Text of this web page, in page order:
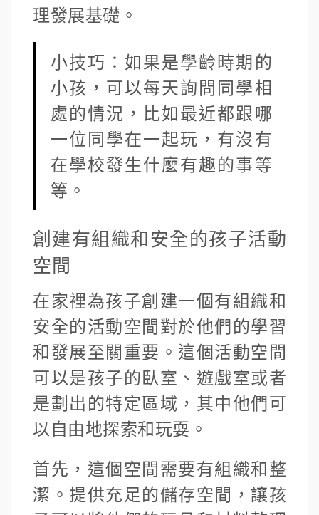
理發展基礎。
小技巧：如果是學齡時期的
小孩，可以每天詢問同學相
處的情況，比如最近都跟哪
一位同學在一起玩，有沒有
在學校發生什麼有趣的事等
等。
創建有組織和安全的孩子活動
空間
在家裡為孩子創建一個有組織和
安全的活動空間對於他們的學習
和發展至關重要。這個活動空間
可以是孩子的臥室、遊戲室或者
是劃出的特定區域，其中他們可
以自由地探索和玩耍。
首先，這個空間需要有組織和整
潔。提供充足的儲存空間，讓孩